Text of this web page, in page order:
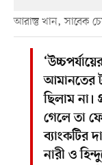
আরাস্তু খান, সাবেক
আমানতের
ছিলাম না।
গেলে তা
ব্যাংকটির
নারী ও